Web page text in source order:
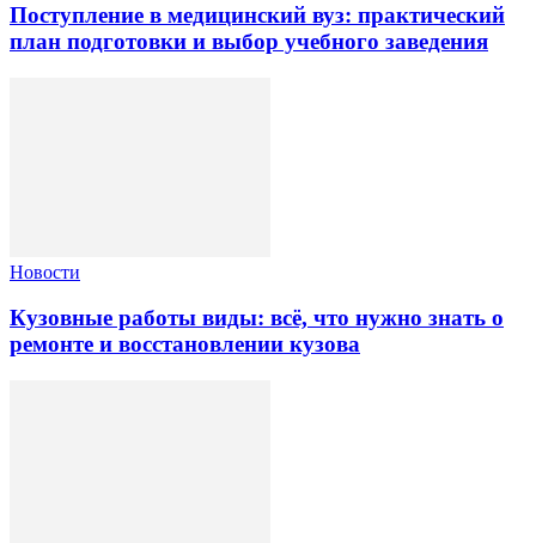
Поступление в медицинский вуз: практический
план подготовки и выбор учебного заведения
Новости
Кузовные работы виды: всё, что нужно знать о
ремонте и восстановлении кузова